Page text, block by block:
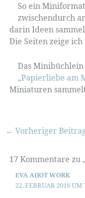
So ein
zwischendurch
darin Ideen
Die Seiten zeige
Das
„Papierliebe am
Miniaturen
← Vorheriger
17 Kommentare zu
EVA A(R)T WORK
22. FEBRUAR 2016 UM